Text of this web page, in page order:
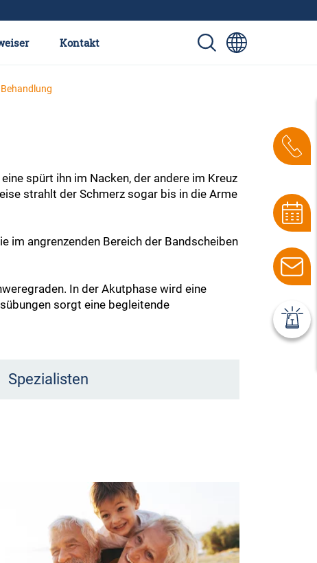
Kontakt
Behandlung
spürt ihn im Nacken, der andere im Kreuz
strahlt der Schmerz sogar bis in die Arme
im angrenzenden Bereich der Bandscheiben
In der Akutphase wird eine
sorgt eine begleitende
Spezialisten